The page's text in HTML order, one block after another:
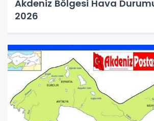
Akdeniz Bölgesi Hava
2026